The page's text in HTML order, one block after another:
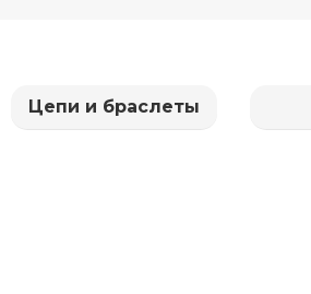
Цепи и браслеты